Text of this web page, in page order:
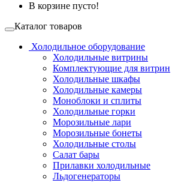
В корзине пусто!
Каталог товаров
Холодильное оборудование
Холодильные витрины
Комплектующие для витрин
Холодильные шкафы
Холодильные камеры
Моноблоки и сплиты
Холодильные горки
Морозильные лари
Морозильные бонеты
Холодильные столы
Салат бары
Прилавки холодильные
Льдогенераторы